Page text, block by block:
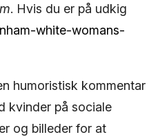
. Hvis du er på udkig
white-womans-
humoristisk kommentar
kvinder på sociale
og billeder for at